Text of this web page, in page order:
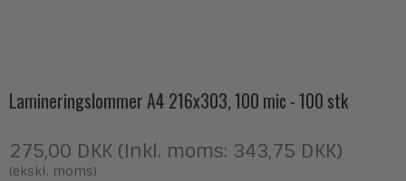
Lamineringslommer A4 216x303, 100 mic - 100 stk
275,00 DKK (Inkl. moms: 343,75 DKK)
(ekskl. moms)